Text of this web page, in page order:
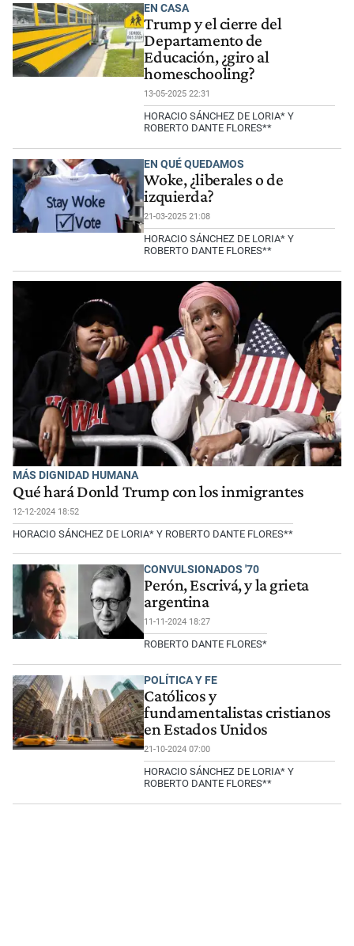
EN CASA
Trump y el cierre del
Departamento de
Educación, ¿giro al
homeschooling?
13-05-2025 22:31
HORACIO SÁNCHEZ DE LORIA* Y
ROBERTO DANTE FLORES**
EN QUÉ QUEDAMOS
Woke, ¿liberales o de
izquierda?
21-03-2025 21:08
HORACIO SÁNCHEZ DE LORIA* Y
ROBERTO DANTE FLORES**
MÁS DIGNIDAD HUMANA
Qué hará Donld Trump con los inmigrantes
12-12-2024 18:52
HORACIO SÁNCHEZ DE LORIA* Y ROBERTO DANTE FLORES**
CONVULSIONADOS '70
Perón, Escrivá, y la grieta
argentina
11-11-2024 18:27
ROBERTO DANTE FLORES*
POLÍTICA Y FE
Católicos y
fundamentalistas cristianos
en Estados Unidos
21-10-2024 07:00
HORACIO SÁNCHEZ DE LORIA* Y
ROBERTO DANTE FLORES**